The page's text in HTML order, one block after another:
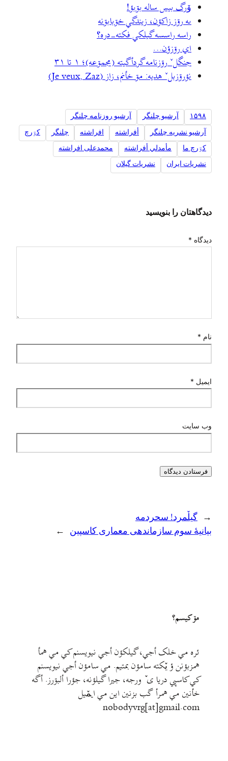
وٚرگ بيس ساله بۊبؤ!
ىه رۊز زاکؤن، زيندگي خۊبابۊنه
راسه راسسه گیلکي فکته-دره؟
اي رۊزؤن…
جنگلˇ رۊزنامه گردأگیته (مجمۊعه)؛ ۱ تا ۳۱
نؤرۊزبلˇ هديه: مۊ خأنم، زاز (Je veux, Zaz)
۱۵۹۸ آرشیو چلنگر آرشیو روزنامه چلنگر
آرشیو نشریه چلنگر أفراشته افراشته چلنگر کۊرچ
کۊرچ ما مأمدلي أفراشته محمدعلی افراشته
نشریات ایران نشریات گیلان
دیدگاهتان را بنویسید
دیدگاه *
نام *
ایمیل *
وب‌ سایت
←
گيلٚمرد! سحردمه
بیانیهٔ سوم سازماندهی معماری کاسپین
→
مۊ کيسم؟
ئره مي خلک أجي، گيلکؤن أجي نيويسنم کي مي همأ
همزبؤنن ؤ يٚکته سامؤن بمتيم. مي سامؤن أجي نيويسنم
کي کاسپي دريا ی ٚ ورجه، جيرا گيلؤنه، جؤرا ألبۊرز. أگه
خأنين مي همرأ گب بزنين اين مي ايمٚیل‌ ‌
nobodyvrg[at]gmail.com